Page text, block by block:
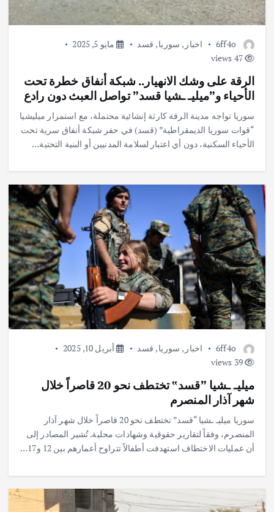
6ff4o اخبار , سوريا, قسد
مايو 5, 2025
47 views
الرقة على وشك الانهيار.. شبكة أنفاق خطرة تحت
الأحياء و”ميليـ ـشيا قسد” تواصل العبث دون رادع
سوريا تواجه مدينة الرقة كارثة إنشائية محتملة، مع استمرار ميليشيا
“قوات سوريا الديمقراطية” (قسد) في حفر شبكة أنفاق سرية تحت
الأحياء السكنية، دون أي اعتبار لسلامة المدنيين أو البنية التحتية…
6ff4o اخبار , سوريا, قسد
أبريل 10, 2025
39 views
ميليـ ـشيا ”قسد‟ تختطف نحو 20 قاصراً خلال
شهر آذار المنصرم
سوريا ميليـ ـشيا “قسد” تختطف نحو 20 قاصراً خلال شهر آذار
المنصرم، وفقاً لتقارير حقوقية وشهادات محلية. تُشير المصادر إلى
أن عمليات الاختطاف استهدفت أطفالاً تتراوح أعمارهم بين 12 و17…